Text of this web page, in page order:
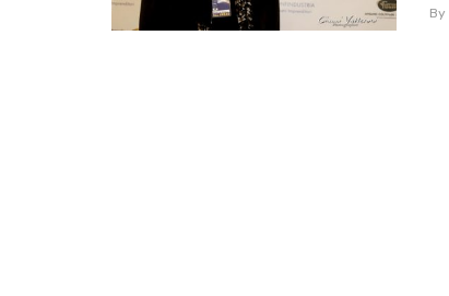
By